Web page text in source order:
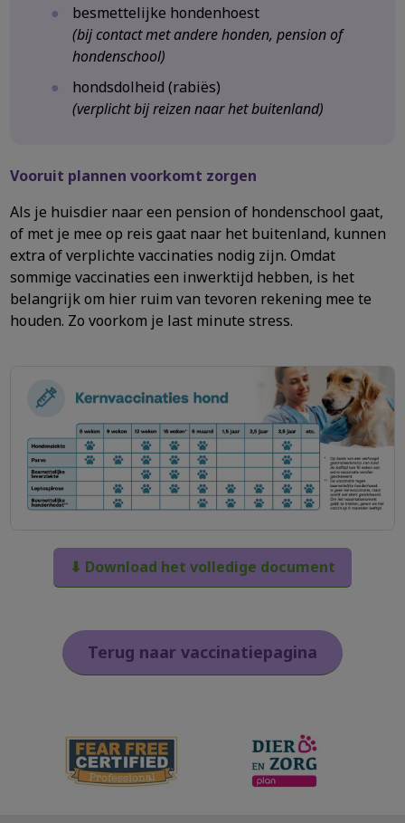
besmettelijke hondenhoest
(bij contact met andere honden, pension of
hondenschool)
hondsdolheid (rabiës)
(verplicht bij reizen naar het buitenland)
Vooruit plannen voorkomt zorgen
Als je huisdier naar een pension of hondenschool gaat,
of met je mee op reis gaat naar het buitenland, kunnen
extra of verplichte vaccinaties nodig zijn. Omdat
sommige vaccinaties een inwerktijd hebben, is het
belangrijk om hier ruim van tevoren rekening mee te
houden. Zo voorkom je last minute stress.
⬇ Download het volledige document
Terug naar vaccinatiepagina